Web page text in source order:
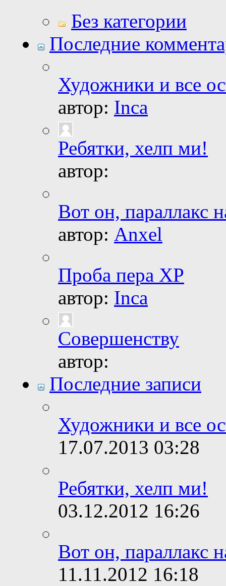
Без категории
Последние
Художники и все
автор: Inca
Ребятки, хелп ми!
автор:
Вот он, параллакс
автор: Anxel
Проба пера ХР
автор: Inca
Совершенству
автор:
Последние записи
Художники и все
17.07.2013 03:28
Ребятки, хелп ми!
03.12.2012 16:26
Вот он, параллакс
11.11.2012 16:18